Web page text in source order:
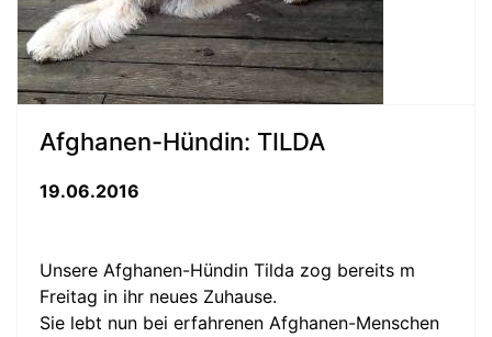
Afghanen-Hündin: TILDA
19.06.2016
Unsere Afghanen-Hündin Tilda zog bereits m
Freitag in ihr neues Zuhause.
Sie lebt nun bei erfahrenen Afghanen-Menschen